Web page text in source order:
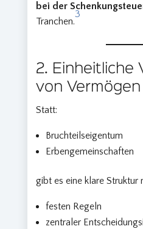
bei der
Tranchen.
3
2. Einheitliche
von Vermögen
Statt:
Bruchteilseigentum
Erbengemeinschaften
gibt es eine klare Struktur
festen Regeln
zentraler